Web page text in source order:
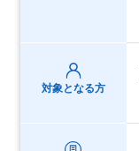
対象となる方